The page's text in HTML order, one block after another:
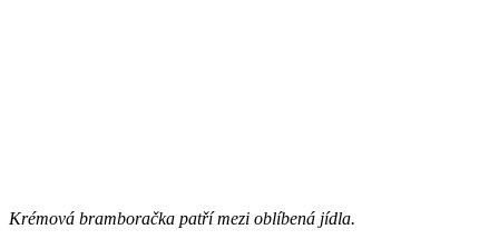
Krémová bramboračka patří mezi oblíbená jídla.